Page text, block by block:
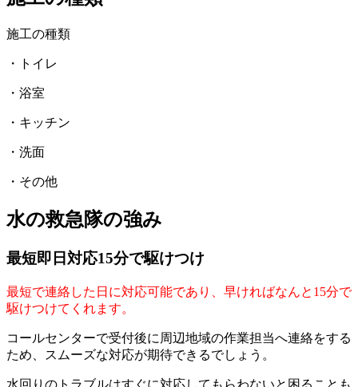
施工の種類
・トイレ
・浴室
・キッチン
・洗面
・その他
水の救急隊の強み
最短即日対応15分で駆けつけ
最短で連絡した日に対応可能であり、早ければなんと15分で
駆けつけてくれます。
コールセンターで受付後に周辺地域の作業担当へ連絡をする
ため、スムーズな対応が期待できるでしょう。
水回りのトラブルはすぐに対応してもらわないと困ることも